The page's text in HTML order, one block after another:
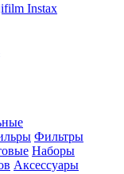
Instax
Фильтры
Наборы
Аксессуары